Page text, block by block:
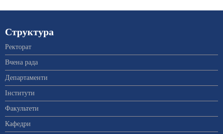
Структура
Ректорат
Вчена рада
Департаменти
Інститути
Факультети
Кафедри